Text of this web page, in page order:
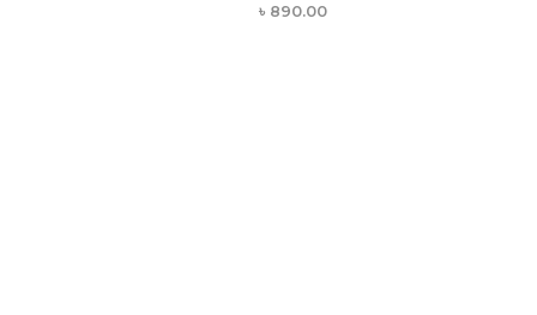
৳ 890.00